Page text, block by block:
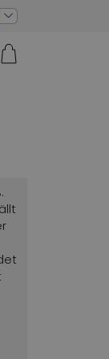
Sprache ändern